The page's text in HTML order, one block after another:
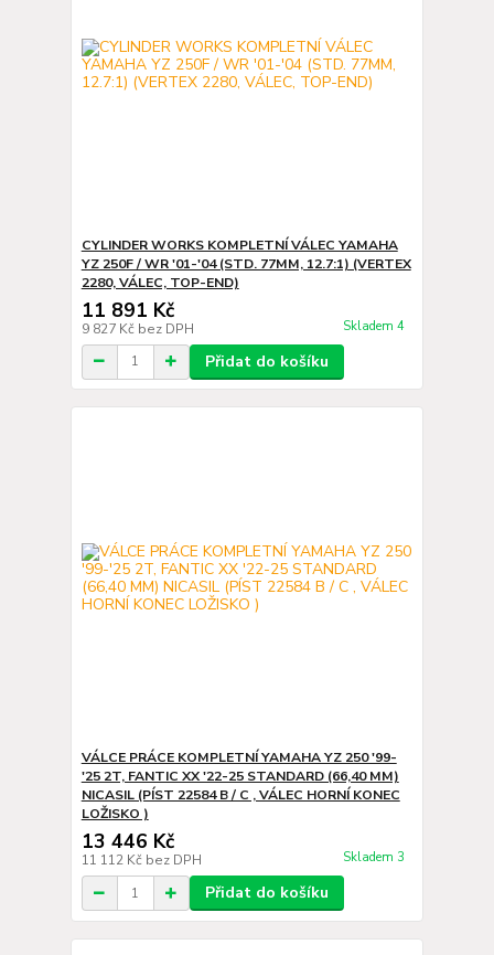
CYLINDER WORKS KOMPLETNÍ VÁLEC YAMAHA
YZ 250F / WR '01-'04 (STD. 77MM, 12.7:1) (VERTEX
2280, VÁLEC, TOP-END)
11 891 Kč
9 827 Kč bez DPH Skladem 4
Přidat do košíku
VÁLCE PRÁCE KOMPLETNÍ YAMAHA YZ 250 '99-
'25 2T, FANTIC XX '22-25 STANDARD (66,40 MM)
NICASIL (PÍST 22584 B / C , VÁLEC HORNÍ KONEC
LOŽISKO )
13 446 Kč
11 112 Kč bez DPH Skladem 3
Přidat do košíku